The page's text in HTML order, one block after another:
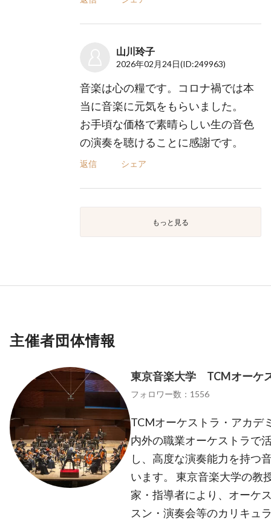
山川玲子
2026年02月24日(ID:249963)
音楽は心の糧です。コロナ禍では本
当に音楽に元気をもらいました。
お手頃な価格で素晴らしい生の音色
の演奏を聴けることに感謝です。
返信 シェア
もっと見る
主催者団体情報
東京音楽大学 TCMオーケ
フォロワー数：1556
TCMオーケストラ・アカデ
内外の職業オーケストラで
し、高度な演奏能力を持つ
います。 東京音楽大学の教
家・指導者により、オーケ
スン・演奏会等のカリキュ